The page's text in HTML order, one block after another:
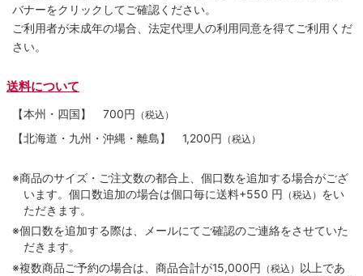
バナーをクリックしてご確認ください。
ご利用者が未成年の場合、法定代理人の利用同意を得てご利用くだ
さい。
送料について
【本州・四国】 700円 （税込）
【北海道・九州・沖縄・離島】 1,200円 （税込）
※商品のサイズ・ご注文数の都合上、個口数を追加する場合がござ
います。個口数追加の場合は個口毎に送料+550 円 （税込） をい
ただきます。
※個口数を追加する際は、メールにてご確認のご連絡をさせていた
だきます。
※複数商品ご予約の場合は、商品合計が15,000円 （税込） 以上であ